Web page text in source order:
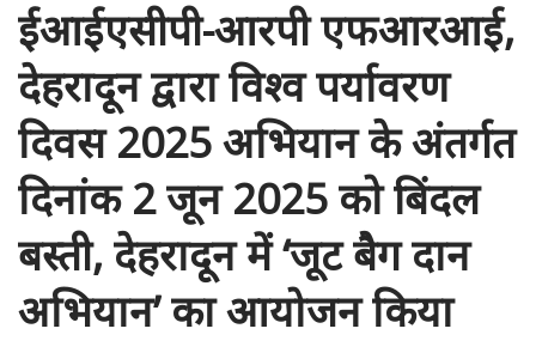
ईआईएसीपी-आरपी एफआरआई,
देहरादून द्वारा विश्व पर्यावरण
दिवस 2025 अभियान के अंतर्गत
दिनांक 2 जून 2025 को बिंदल
बस्ती, देहरादून में ‘जूट बैग दान
अभियान’ का आयोजन किया